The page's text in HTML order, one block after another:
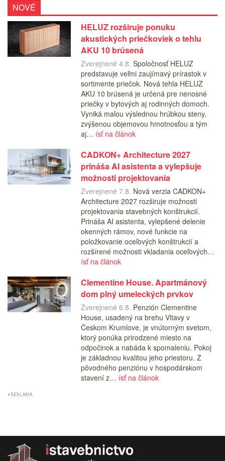
NOVÉ
HELUZ rozširuje ponuku
akustických priečkoviek o tehlu
AKU 10 brúsená
Zverejnené 4.8. Spoločnosť HELUZ
predstavuje veľmi zaujímavý prírastok v
sortimente priečok. Nová tehla HELUZ
AKU 10 brúsená je určená pre nenosné
priečky v bytových aj rodinných domoch.
Vyniká malou výslednou hrúbkou steny,
zvýšenou objemovou hmotnosťou a tým
aj… ísť na článok
CADKON+ Architecture 2027
prináša AI asistenta a vylepšuje
možnosti projektovania
Zverejnené 7.8. Nová verzia CADKON+
Architecture 2027 rozširuje možnosti
projektovania stavebných konštrukcií.
Prináša AI asistenta, vylepšené delenie
okenných rámov, nové funkcie na
položkovanie oceľových konštrukcií a
rozšírené možnosti vkladania oceľových…
ísť na článok
Clementine House. Apartmánový
dom plný umeleckých prvkov
Zverejnené 6.8. Penzión Clementine
House, usadený na brehu Vltavy v
Českom Krumlove, je vnútorným svetom,
ktorý ponúka prirodzené miesto na
odpočinok a nabáda k spomaleniu. Pokoj
je základnou kvalitou jeho priestoru. Z
pôvodného penziónu v hospodárskom
stavení z… ísť na článok